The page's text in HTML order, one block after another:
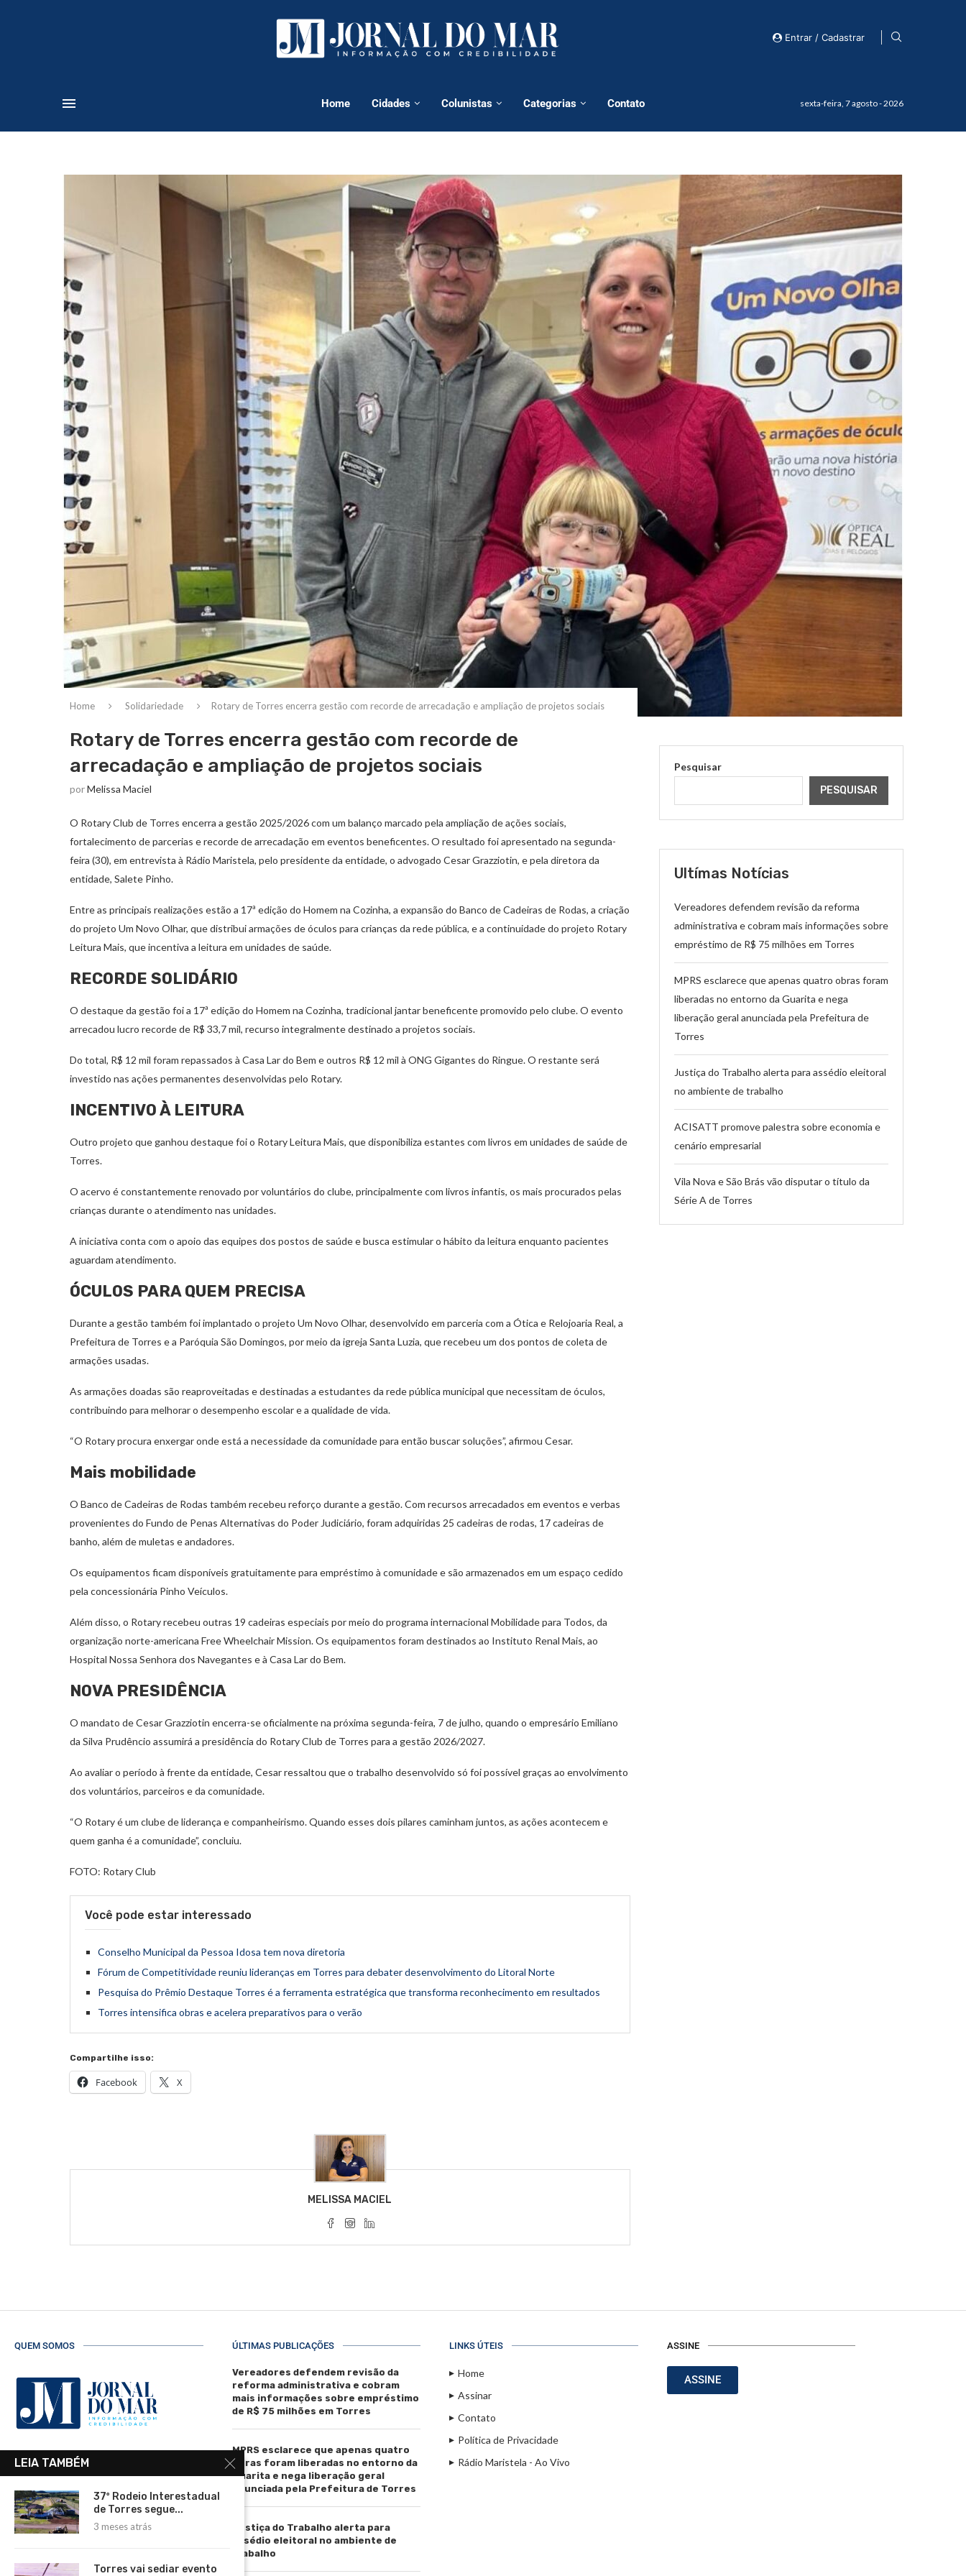
Entrar / Cadastrar
Home Cidades Colunistas Categorias Contato sexta-feira, 7 agosto - 2026
Home Solidariedade Rotary de Torres encerra gestão com recorde de arrecadação e ampliação de projetos sociais
Rotary de Torres encerra gestão com recorde de
arrecadação e ampliação de projetos sociais
porMelissa Maciel
O Rotary Club de Torres encerra a gestão 2025/2026 com um balanço marcado pela ampliação de ações sociais,
fortalecimento de parcerias e recorde de arrecadação em eventos beneficentes. O resultado foi apresentado na segunda-
feira (30), em entrevista à Rádio Maristela, pelo presidente da entidade, o advogado Cesar Grazziotin, e pela diretora da
entidade, Salete Pinho.
Entre as principais realizações estão a 17ª edição do Homem na Cozinha, a expansão do Banco de Cadeiras de Rodas, a criação
do projeto Um Novo Olhar, que distribui armações de óculos para crianças da rede pública, e a continuidade do projeto Rotary
Leitura Mais, que incentiva a leitura em unidades de saúde.
RECORDE SOLIDÁRIO
O destaque da gestão foi a 17ª edição do Homem na Cozinha, tradicional jantar beneficente promovido pelo clube. O evento
arrecadou lucro recorde de R$ 33,7 mil, recurso integralmente destinado a projetos sociais.
Do total, R$ 12 mil foram repassados à Casa Lar do Bem e outros R$ 12 mil à ONG Gigantes do Ringue. O restante será
investido nas ações permanentes desenvolvidas pelo Rotary.
INCENTIVO À LEITURA
Outro projeto que ganhou destaque foi o Rotary Leitura Mais, que disponibiliza estantes com livros em unidades de saúde de
Torres.
O acervo é constantemente renovado por voluntários do clube, principalmente com livros infantis, os mais procurados pelas
crianças durante o atendimento nas unidades.
A iniciativa conta com o apoio das equipes dos postos de saúde e busca estimular o hábito da leitura enquanto pacientes
aguardam atendimento.
ÓCULOS PARA QUEM PRECISA
Durante a gestão também foi implantado o projeto Um Novo Olhar, desenvolvido em parceria com a Ótica e Relojoaria Real, a
Prefeitura de Torres e a Paróquia São Domingos, por meio da igreja Santa Luzia, que recebeu um dos pontos de coleta de
armações usadas.
As armações doadas são reaproveitadas e destinadas a estudantes da rede pública municipal que necessitam de óculos,
contribuindo para melhorar o desempenho escolar e a qualidade de vida.
“O Rotary procura enxergar onde está a necessidade da comunidade para então buscar soluções”, afirmou Cesar.
Mais mobilidade
O Banco de Cadeiras de Rodas também recebeu reforço durante a gestão. Com recursos arrecadados em eventos e verbas
provenientes do Fundo de Penas Alternativas do Poder Judiciário, foram adquiridas 25 cadeiras de rodas, 17 cadeiras de
banho, além de muletas e andadores.
Os equipamentos ficam disponíveis gratuitamente para empréstimo à comunidade e são armazenados em um espaço cedido
pela concessionária Pinho Veículos.
Além disso, o Rotary recebeu outras 19 cadeiras especiais por meio do programa internacional Mobilidade para Todos, da
organização norte-americana Free Wheelchair Mission. Os equipamentos foram destinados ao Instituto Renal Mais, ao
Hospital Nossa Senhora dos Navegantes e à Casa Lar do Bem.
NOVA PRESIDÊNCIA
O mandato de Cesar Grazziotin encerra-se oficialmente na próxima segunda-feira, 7 de julho, quando o empresário Emiliano
da Silva Prudêncio assumirá a presidência do Rotary Club de Torres para a gestão 2026/2027.
Ao avaliar o período à frente da entidade, Cesar ressaltou que o trabalho desenvolvido só foi possível graças ao envolvimento
dos voluntários, parceiros e da comunidade.
“O Rotary é um clube de liderança e companheirismo. Quando esses dois pilares caminham juntos, as ações acontecem e
quem ganha é a comunidade”, concluiu.
FOTO: Rotary Club
Você pode estar interessado
Conselho Municipal da Pessoa Idosa tem nova diretoria
Fórum de Competitividade reuniu lideranças em Torres para debater desenvolvimento do Litoral Norte
Pesquisa do Prêmio Destaque Torres é a ferramenta estratégica que transforma reconhecimento em resultados
Torres intensifica obras e acelera preparativos para o verão
Compartilhe isso:
Facebook X
MELISSA MACIEL
Pesquisar
PESQUISAR
Ultímas Notícias
Vereadores defendem revisão da reforma
administrativa e cobram mais informações sobre
empréstimo de R$ 75 milhões em Torres
MPRS esclarece que apenas quatro obras foram
liberadas no entorno da Guarita e nega
liberação geral anunciada pela Prefeitura de
Torres
Justiça do Trabalho alerta para assédio eleitoral
no ambiente de trabalho
ACISATT promove palestra sobre economia e
cenário empresarial
Vila Nova e São Brás vão disputar o título da
Série A de Torres
QUEM SOMOS
R. Manoel de Matos Pereira, 40 -
Telefone: (51) 3664-4188
Email:
comercial@jornaldomar.combr
imprensa@jornaldomar.combr
ÚLTIMAS PUBLICAÇÕES
Vereadores defendem revisão da
reforma administrativa e cobram
mais informações sobre empréstimo
de R$ 75 milhões em Torres
MPRS esclarece que apenas quatro
obras foram liberadas no entorno da
Guarita e nega liberação geral
anunciada pela Prefeitura de Torres
Justiça do Trabalho alerta para
assédio eleitoral no ambiente de
trabalho
LINKS ÚTEIS
Home
Assinar
Contato
Política de Privacidade
Rádio Maristela - Ao Vivo
ASSINE
ASSINE
LEIA TAMBÉM
37º Rodeio Interestadual
de Torres segue...
3 meses atrás
Torres vai sediar evento